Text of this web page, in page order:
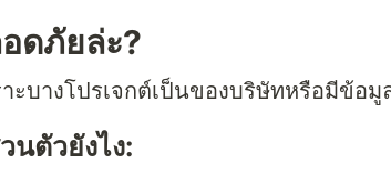
ดภัยล่ะ?
ะบางโปรเจกต์เป็นของบริษัทหรือมีข้อ
นตัวยังไง: